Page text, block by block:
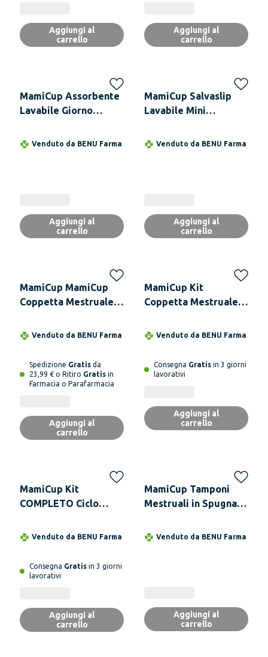
Aggiungi al
carrello
Aggiungi al
carrello
MamiCup Assorbente
Lavabile Giorno
GIALLO
Venduto da BENU Farma
Aggiungi al
carrello
MamiCup Salvaslip
Lavabile Mini
- 5 Colori - TURCHESE
Venduto da BENU Farma
Aggiungi al
carrello
MamiCup MamiCup
Coppetta Mestruale
Colori, 2 Taglie M
Venduto da BENU Farma
Spedizione Gratis da
23,99 € o Ritiro Gratis in
Farmacia o Parafarmacia
Aggiungi al
carrello
MamiCup Kit
Coppetta Mestruale
Sterilizzatore
MamiCase - 4 Colori, 2
Taglie L ROSA
Venduto da BENU Farma
Consegna Gratis in 3 giorni
lavorativi
Aggiungi al
carrello
MamiCup Kit
COMPLETO Ciclo
con Sterilizzatore,
Gel Lubrificante e
Mami-Protectors - 4
Venduto da BENU Farma
Consegna Gratis in 3 giorni
lavorativi
Aggiungi al
carrello
MamiCup Tamponi
Mestruali in Spugna di
Venduto da BENU Farma
Aggiungi al
carrello